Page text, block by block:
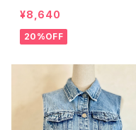
¥8,640
20%OFF